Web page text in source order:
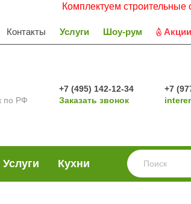
Комплектуем строительные
Контакты Услуги Шоу-рум Акции
по РФ
+7 (495) 142-12-34
Заказать звонок
+7
Услуги Кухни